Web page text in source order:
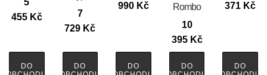
5
455 Kč
DO
7
729 Kč
DO
990 Kč
DO
Rombo
10
395 Kč
DO
371 Kč
DO